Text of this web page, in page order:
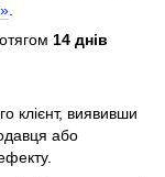
.
14 днів
клієнт, виявивши
або